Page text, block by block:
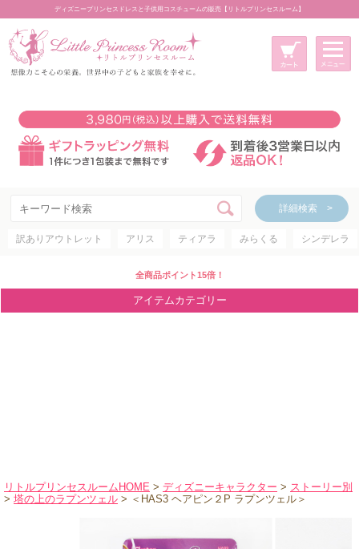
ディズニープリンセスドレスと子供用コスチュームの販売【リトルプリンセスルーム】
詳細検索 >
訳ありアウトレット アリス ティアラ みらくる シンデレラ
全商品ポイント15倍！
アイテムカテゴリー
リトルプリンセスルームHOME > ディズニーキャラクター > ストーリー別
> 塔の上のラプンツェル > ＜HAS3 ヘアピン２P ラプンツェル＞
新規会員登録
マイページ
カート
詳細検索 >
アイテムカテゴリー
ディズニープリンセス
ディズニキャラクター
ブランド別に探す
アウトレット
ショッピングインフォメーション